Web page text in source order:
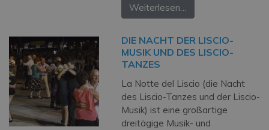
Weiterlesen…
DIE NACHT DER LISCIO-
MUSIK UND DES LISCIO-
TANZES
La Notte del Liscio (die Nacht
des Liscio-Tanzes und der Liscio-
Musik) ist eine großartige
dreitägige Musik- und